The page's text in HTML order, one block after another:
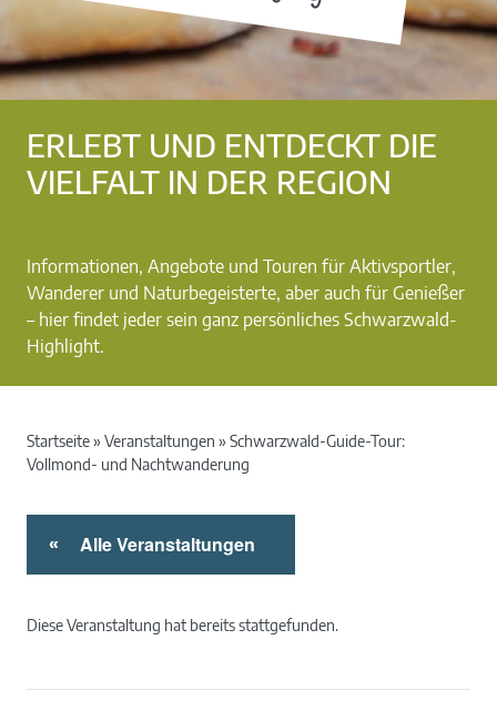
ERLEBT UND ENTDECKT DIE
VIELFALT IN DER REGION
Informationen, Angebote und Touren für Aktivsportler,
Wanderer und Naturbegeisterte, aber auch für Genießer
– hier findet jeder sein ganz persönliches Schwarzwald-
Highlight.
Startseite» Veranstaltungen » Schwarzwald-Guide-Tour:
Vollmond- und Nachtwanderung
« Alle Veranstaltungen
Diese Veranstaltung hat bereits stattgefunden.